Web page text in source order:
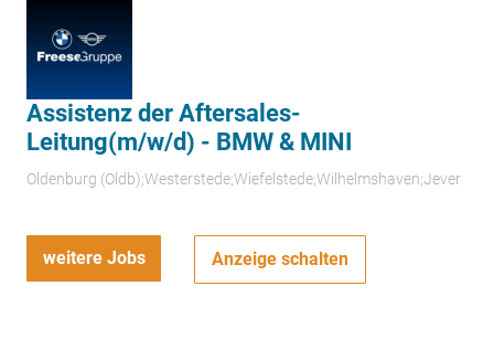
Assistenz der Aftersales-
Leitung(m/w/d) - BMW & MINI
Oldenburg (Oldb);Westerstede;Wiefelstede;Wilhelmshaven;Jever
weitere Jobs Anzeige schalten